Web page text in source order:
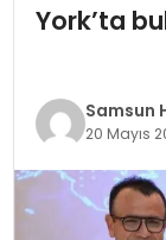
MAGAZIN
SIYASET
York’ta
Samsun
20 Mayıs